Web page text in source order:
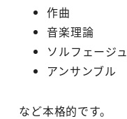
作曲
音楽理論
ソルフェージュ
アンサンブル
など本格的です。